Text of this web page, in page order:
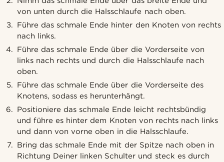
von unten durch die Halsschlaufe nach oben.
Führe das schmale Ende hinter den Knoten von rechts
nach links.
Führe das schmale Ende über die Vorderseite von
links nach rechts und durch die Halsschlaufe nach
oben.
Führe das schmale Ende über die Vorderseite des
Knotens, sodass es herunterhängt.
Positioniere das schmale Ende leicht rechtsbündig
und führe es hinter dem Knoten von rechts nach links
und dann von vorne oben in die Halsschlaufe.
Bring das schmale Ende mit der Spitze nach oben in
Richtung Deiner linken Schulter und steck es durch